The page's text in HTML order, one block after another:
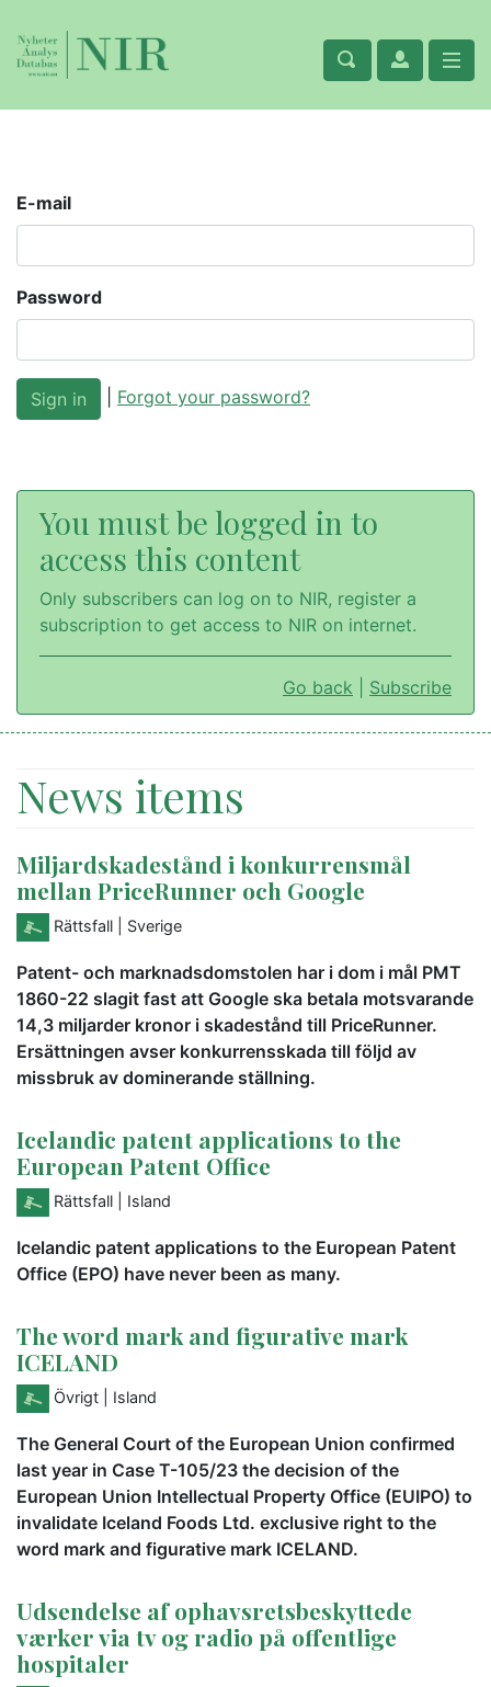
E-mail
Password
Forgot your password?
You must be logged in to
access this content
Only subscribers can log on to NIR, register a
subscription to get access to NIR on internet.
Go back Subscribe
News items
Miljardskadestånd i konkurrensmål
mellan PriceRunner och Google
Rättsfall | Sverige
Patent- och marknadsdomstolen har i dom i mål PMT
1860-22 slagit fast att Google ska betala motsvarande
14,3 miljarder kronor i skadestånd till PriceRunner.
Ersättningen avser konkurrensskada till följd av
missbruk av dominerande ställning.
Icelandic patent applications to the
European Patent Office
Rättsfall | Island
Icelandic patent applications to the European Patent
Office (EPO) have never been as many.
The word mark and figurative mark
ICELAND
Övrigt | Island
The General Court of the European Union confirmed
last year in Case T-105/23 the decision of the
European Union Intellectual Property Office (EUIPO) to
invalidate Iceland Foods Ltd. exclusive right to the
word mark and figurative mark ICELAND.
Udsendelse af ophavsretsbeskyttede
værker via tv og radio på offentlige
hospitaler